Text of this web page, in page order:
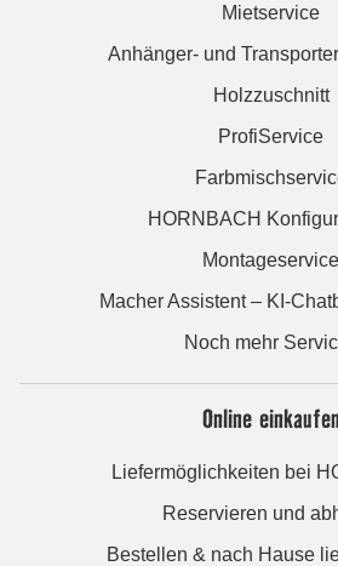
Mietservice
Anhänger- und
Holzzuschnitt
ProfiService
HORNBACH
Montageservice
Macher Assistent – KI-
Noch mehr
Online
Liefermöglichkeiten bei
Reservieren und
Bestellen & nach Hause